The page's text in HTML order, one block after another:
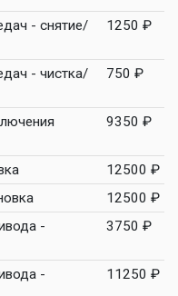
- снятие/
1250 ₽
- чистка/
750 ₽
9350 ₽
12500 ₽
12500 ₽
-
3750 ₽
-
11250 ₽